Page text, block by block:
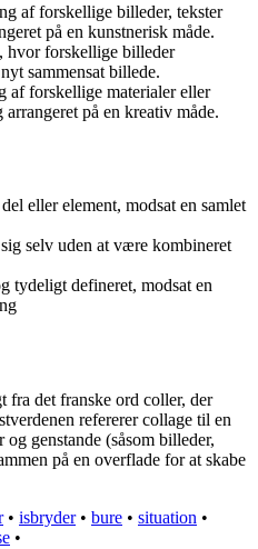
af forskellige billeder, tekster
på en kunstnerisk måde.
hvor forskellige billeder
sammensat billede.
af forskellige materialer eller
arrangeret på en kreativ måde.
eller element, modsat en samlet
selv uden at være kombineret
tydeligt defineret, modsat en
fra det franske ord coller, der
refererer collage til en
genstande (såsom billeder,
på en overflade for at skabe
• isbryder• bure • situation •
•